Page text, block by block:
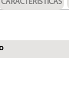
CARACTERÍSTICAS